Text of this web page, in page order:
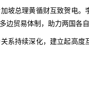
坡总理黄循财互致贺电
边贸易体制，助力两国各
系持续深化，建立起高